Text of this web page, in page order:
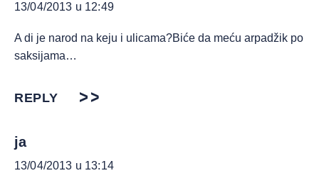
13/04/2013 u 12:49
A di je narod na keju i ulicama?Biće da meću arpadžik po
saksijama…
REPLY
ja
13/04/2013 u 13:14